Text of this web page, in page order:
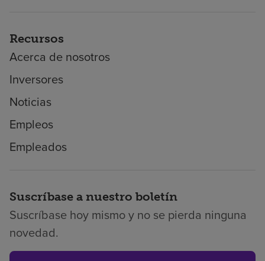
Recursos
Acerca de nosotros
Inversores
Noticias
Empleos
Empleados
Suscríbase a nuestro boletín
Suscríbase hoy mismo y no se pierda ninguna
novedad.